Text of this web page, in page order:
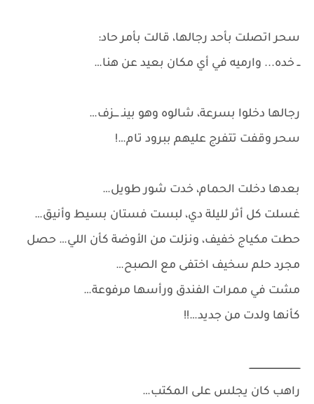
سحر اتصلت بأحد رجالها، قالت بأمر حاد:
ــ خده... وارميه في أي مكان بعيد عن هنا…
رجالها دخلوا بسرعة، شالوه وهو بينـ ـــزف…
سحر وقفت تتفرج عليهم ببرود تام…!
بعدها دخلت الحمام، خدت شور طويل…
غسلت كل أثر لليلة دي، لبست فستان بسيط وأنيق…
حطت مكياج خفيف، ونزلت من الأوضة كأن اللي… حصل
مجرد حلم سخيف اختفى مع الصبح…
مشت في ممرات الفندق ورأسها مرفوعة…
كأنها ولدت من جديد…!!
ــــــــــــــــــــــــــــــــــــ
راهب كان يجلس على المكتب…